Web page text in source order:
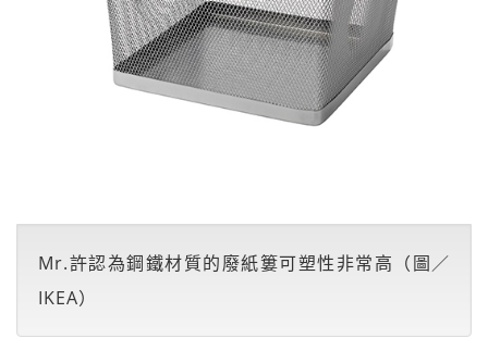
Mr.許認為鋼鐵材質的廢紙簍可塑性非常高（圖／
IKEA）